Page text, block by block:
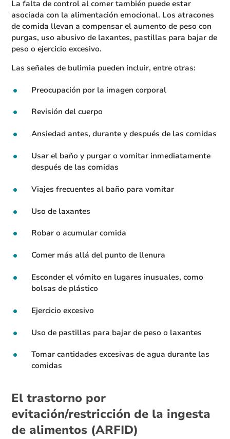
La falta de control al comer también puede estar
asociada con la alimentación emocional. Los atracones
de comida llevan a compensar el aumento de peso con
purgas, uso abusivo de laxantes, pastillas para bajar de
peso o ejercicio excesivo.
Las señales de bulimia pueden incluir, entre otras:
Preocupación por la imagen corporal
Revisión del cuerpo
Ansiedad antes, durante y después de las comidas
Usar el baño y purgar o vomitar inmediatamente
después de las comidas
Viajes frecuentes al baño para vomitar
Uso de laxantes
Robar o acumular comida
Comer más allá del punto de llenura
Esconder el vómito en lugares inusuales, como
bolsas de plástico
Ejercicio excesivo
Uso de pastillas para bajar de peso o laxantes
Tomar cantidades excesivas de agua durante las
comidas
El trastorno por
evitación/restricción de la ingesta
de alimentos (ARFID)